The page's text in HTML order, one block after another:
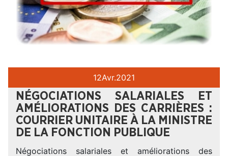
12Avr.2021
NÉGOCIATIONS SALARIALES ET
AMÉLIORATIONS DES CARRIÈRES :
COURRIER UNITAIRE À LA MINISTRE
DE LA FONCTION PUBLIQUE
Négociations salariales et améliorations des